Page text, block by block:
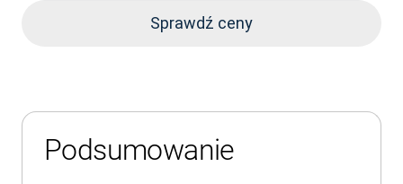
Sprawdź ceny
Podsumowanie